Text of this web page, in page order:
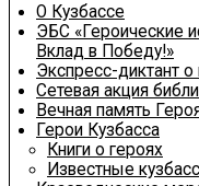
О Кузбассе
ЭБС «Героические
Вклад в Победу!»
Экспресс-диктант
Сетевая акция
Вечная память
Герои Кузбасса
Книги о героях
Известные